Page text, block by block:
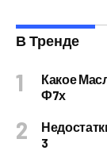
В Тренде
Какое
Ф7х
3